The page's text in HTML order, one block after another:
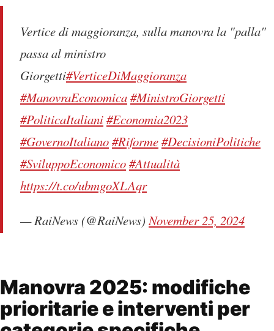
Vertice di maggioranza, sulla manovra la "palla"
passa al ministro
Giorgetti#VerticeDiMaggioranza
#ManovraEconomica#MinistroGiorgetti
#PoliticaItaliani#Economia2023
#GovernoItaliano#Riforme#DecisioniPolitiche
#SviluppoEconomico#Attualità
https://t.co/ubmgoXLAqr
— RaiNews (@RaiNews)November 25, 2024
Manovra 2025: modifiche
prioritarie e interventi per